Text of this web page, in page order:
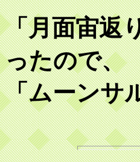
「月面宙返
ったので、
「ムーンサ